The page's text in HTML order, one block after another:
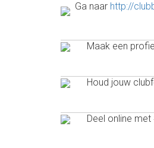
Ga naar http://
Maak een
Houd jouw
Deel online